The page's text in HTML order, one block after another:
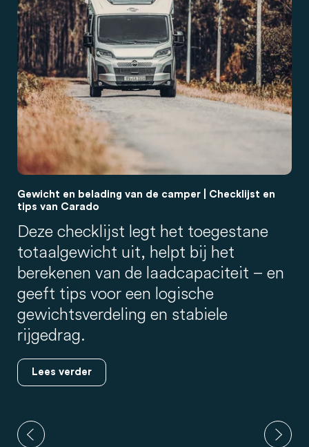
Gewicht en belading van de camper | Checklijst en
tips van Carado
Deze checklijst legt het toegestane
totaalgewicht uit, helpt bij het
berekenen van de laadcapaciteit – en
geeft tips voor een logische
gewichtsverdeling en stabiele
rijgedrag.
Lees verder